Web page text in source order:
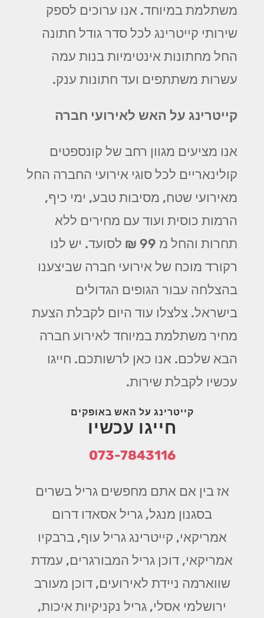
משתלמת במיוחד. אנו ערוכים לספק
שירותי קייטרינג לכל סדר גודל חתונה
החל מחתונות אינטימיות בנות עמה
עשרות משתתפים ועד חתונות ענק.
קייטרינג על האש לאירועי חברה
אנו מציעים מגוון רחב של קונספטים
קולינאריים לכל סוגי אירועי החברה החל
מאירועי שטח, מסיבות טבע, ימי כיף,
הרמות כוסית ועוד עם מחירים ללא
תחרות והחל מ 99 ₪ לסועד. יש לנו
רקורד מוכח של אירועי חברה שביצענו
בהצלחה עבור הגופים הגדולים
בישראל. צלצלו עוד היום לקבלת הצעת
מחיר משתלמת במיוחד לאירוע חברה
הבא שלכם. אנו כאן לרשותכם. חייגו
עכשיו לקבלת שירות.
קייטרינג על האש באופקים
חייגו עכשיו
073-7843116
אז בין אם אתם מחפשים גריל בשרים
בסגנון מנגל, גריל אסאדו דרום
אמריקאי, קייטרינג גריל עוף, ברבקיו
אמריקאי, דוכן גריל המבורגרים, עמדת
שווארמה ניידת לאירועים, דוכן מעורב
ירושלמי אסלי, גריל נקניקיות איכות,